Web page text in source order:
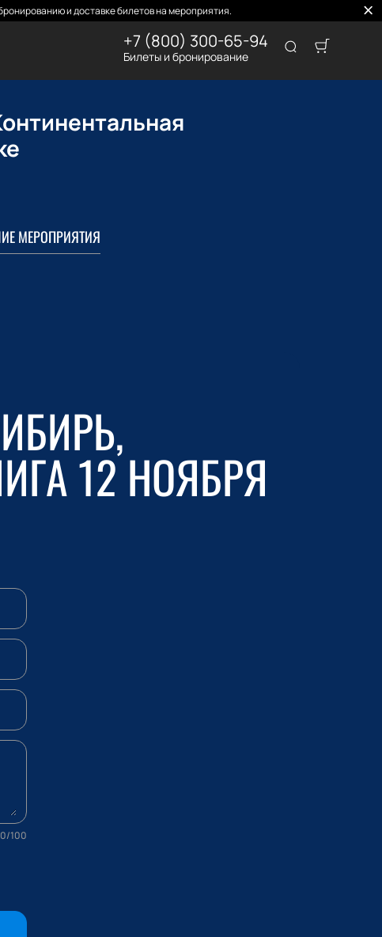
и доставке билетов на мероприятия.
+7 (800) 300-65-94
Билеты и бронирование
МЕРОПРИЯТИЯ
12 НОЯБРЯ
0/100